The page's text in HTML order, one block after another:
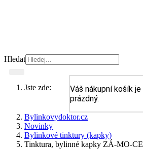
Hledat
Váš nákupní košík je
prázdný.
Jste zde:
Bylinkovydoktor.cz
Novinky
Bylinkové tinktury (kapky)
Tinktura, bylinné kapky ZÁ-MO-CE